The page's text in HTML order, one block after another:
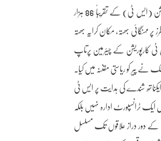
ممبئی ، 23 جون:مہاراشٹر کی لائف لائن سمجھی جانے والی مہاراشٹر اسٹیٹ روڈ ٹرانسپورٹ کارپوریشن (ایس ٹی) کے تقریباً 86 ہزار
بھتہ، مکان کرایہ بھتہ
کارپوریشن کے چیئرمین پرتاپ
نے پیر کو ریاستی مقننہ میں کیا۔
نے کہا کہ 22 جون کو نائب وزیر اعلیٰ ایکناتھ شندے کی ہدایت پر ایس ٹی
ٹرانسپورٹ ادارہ نہیں بلکہ
دور دراز علاقوں تک مسلسل